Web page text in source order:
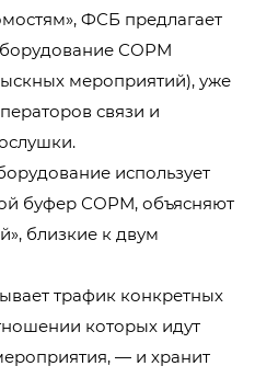
ФСБ предлагает
СОРМ
мероприятий), уже
связи и
использует
буфер СОРМ, объясняют
близкие к двум
трафик конкретных
которых идут
— и хранит